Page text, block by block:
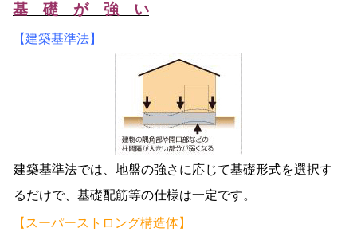
基 礎 が 強 い
【建築基準法】
建築基準法では、地盤の強さに応じて基礎形式を選択す
るだけで、基礎配筋等の仕様は一定です。
【スーパーストロング構造体】